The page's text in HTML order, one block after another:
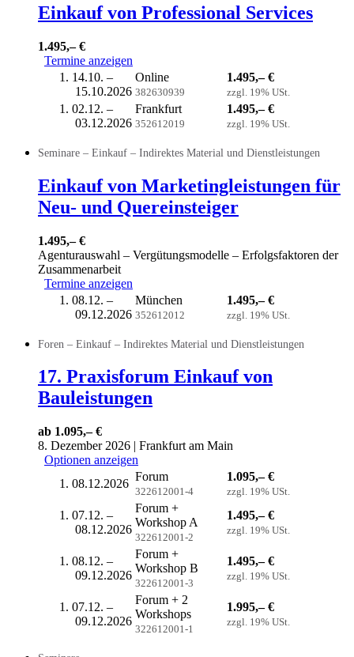
Einkauf von Professional Services
1.495,– €
Termine anzeigen
14.10. –
15.10.2026
Online
382630939
1.495,– €
zzgl. 19% USt.
02.12. –
03.12.2026
Frankfurt
352612019
1.495,– €
zzgl. 19% USt.
Seminare – Einkauf – Indirektes Material und Dienstleistungen
Einkauf von Marketingleistungen für
Neu- und Quereinsteiger
1.495,– €
Agenturauswahl – Vergütungsmodelle – Erfolgsfaktoren der
Zusammenarbeit
Termine anzeigen
08.12. –
09.12.2026
München
352612012
1.495,– €
zzgl. 19% USt.
Foren – Einkauf – Indirektes Material und Dienstleistungen
17. Praxisforum Einkauf von
Bauleistungen
ab 1.095,– €
8. Dezember 2026 | Frankfurt am Main
Optionen anzeigen
08.12.2026
Forum
322612001-4
1.095,– €
zzgl. 19% USt.
07.12. –
08.12.2026
Forum +
Workshop A
322612001-2
1.495,– €
zzgl. 19% USt.
08.12. –
09.12.2026
Forum +
Workshop B
322612001-3
1.495,– €
zzgl. 19% USt.
07.12. –
09.12.2026
Forum + 2
Workshops
322612001-1
1.995,– €
zzgl. 19% USt.